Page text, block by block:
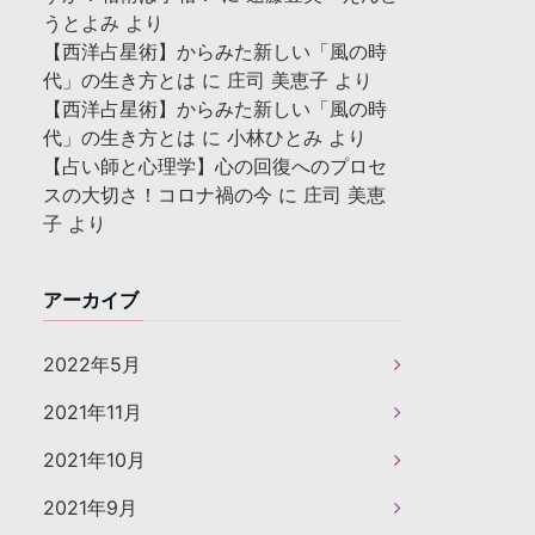
うとよみ より
【西洋占星術】からみた新しい「風の時
代」の生き方とは に 庄司 美恵子 より
【西洋占星術】からみた新しい「風の時
代」の生き方とは に 小林ひとみ より
【占い師と心理学】心の回復へのプロセ
スの大切さ！コロナ禍の今 に 庄司 美恵
子 より
アーカイブ
2022年5月
2021年11月
2021年10月
2021年9月